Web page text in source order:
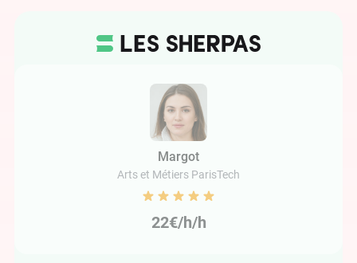
Margot
Arts et Métiers ParisTech
22€/h/h